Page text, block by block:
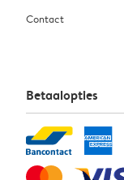
Contact
Betaalopties